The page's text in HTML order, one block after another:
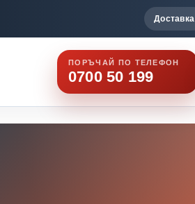
Доставка
ПОРЪЧАЙ ПО ТЕЛЕФОН
0700 50 199